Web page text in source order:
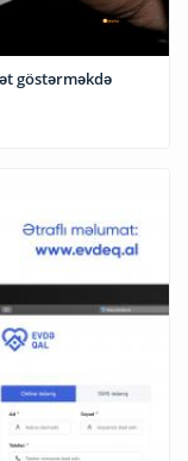
göstərməkdə